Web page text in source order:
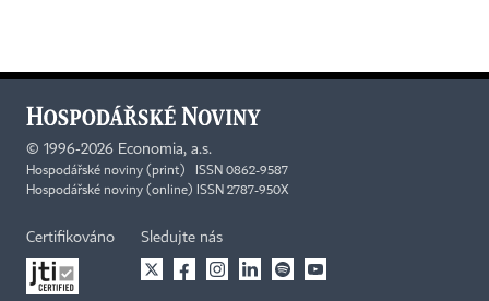
© 1996-2026 Economia, a.s.
Hospodářské noviny (print) ISSN 0862-9587
Hospodářské noviny (online) ISSN 2787-950X
Certifikováno Sledujte nás